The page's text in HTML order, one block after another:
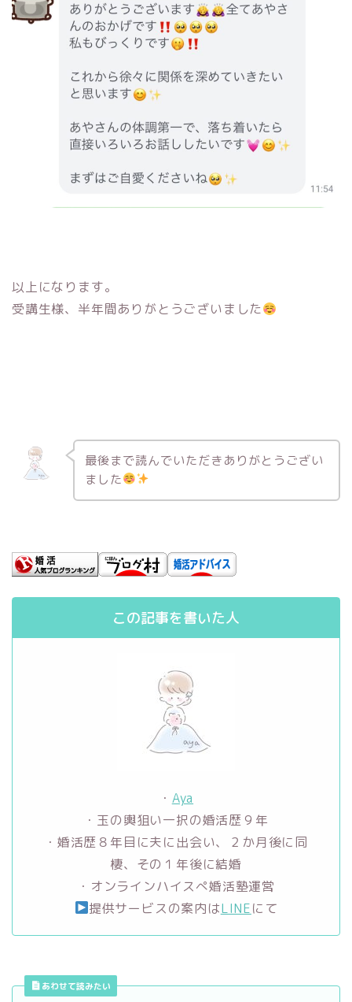
以上になります。
受講生様、半年間ありがとうございました
最後まで読んでいただきありがとうござい
ました
この記事を書いた人
・ Aya
・玉の輿狙い一択の婚活歴９年
・婚活歴８年目に夫に出会い、２か月後に同
棲、その１年後に結婚
・オンラインハイスぺ婚活塾運営
提供サービスの案内はLINEにて
あわせて読みたい